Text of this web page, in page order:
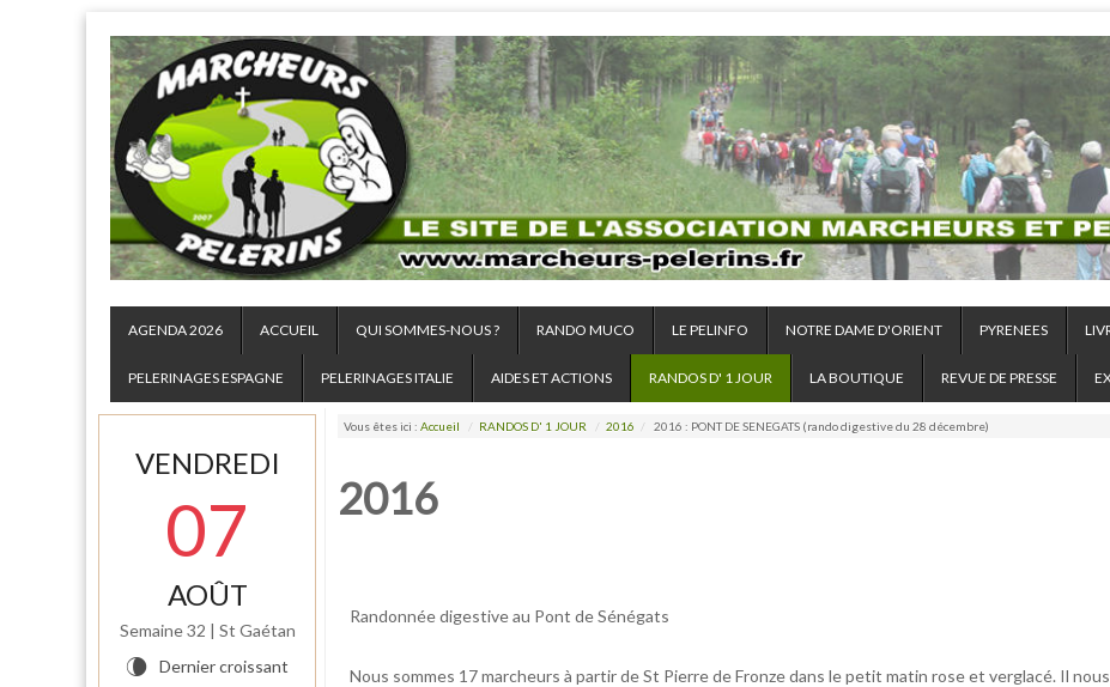
AGENDA 2026 ACCUEIL QUI SOMMES-NOUS ? RANDO MUCO LE PELINFO NOTRE DAME D'ORIENT PYRENEES
PELERINAGES ESPAGNE PELERINAGES ITALIE AIDES ET ACTIONS RANDOS D' 1 JOUR LA BOUTIQUE REVUE DE PRESSE
Vous êtes ici : Accueil / RANDOS D' 1 JOUR / 2016 / 2016 : PONT DE SENEGATS (rando digestive du 28 décembre)
2016
Randonnée digestive au Pont de Sénégats
Nous sommes 17 marcheurs à partir de St Pierre de Fronze dans le petit matin rose et verglacé. Il nous
VENDREDI
07
AOÛT
Semaine 32 | St Gaétan
V Dernier croissant